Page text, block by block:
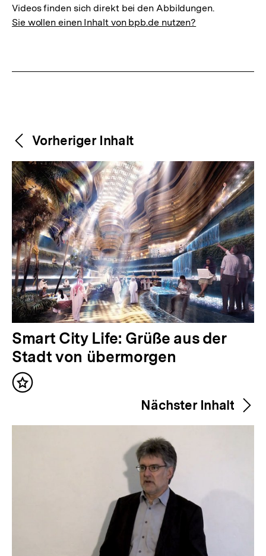
Videos finden sich direkt bei den Abbildungen.
Sie wollen einen Inhalt von bpb.de nutzen?
Weitere
Inhalte
Content-
Navigation
Vorheriger Inhalt
V
o
r
h
r
Smart City Life: Grüße aus der
Stadt von übermorgen
Inhalt
Nächster Inhalt